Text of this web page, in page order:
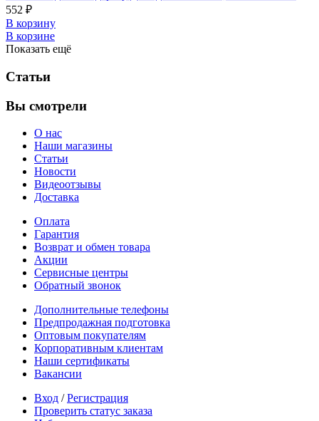
552 ₽
В корзину
В корзине
Показать ещё
Статьи
Вы смотрели
О нас
Наши магазины
Статьи
Новости
Видеоотзывы
Доставка
Оплата
Гарантия
Возврат и обмен товара
Акции
Сервисные центры
Обратный звонок
Дополнительные телефоны
Предпродажная подготовка
Оптовым покупателям
Корпоративным клиентам
Наши сертификаты
Вакансии
Вход /Регистрация
Проверить статус заказа